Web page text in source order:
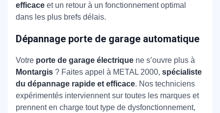
efficace et un retour à un fonctionnement optimal
dans les plus brefs délais.
Dépannage porte de garage automatique
Votre porte de garage électrique ne s’ouvre plus à
Montargis ? Faites appel à METAL 2000, spécialiste
du dépannage rapide et efficace. Nos techniciens
expérimentés interviennent sur toutes les marques et
prennent en charge tout type de dysfonctionnement,